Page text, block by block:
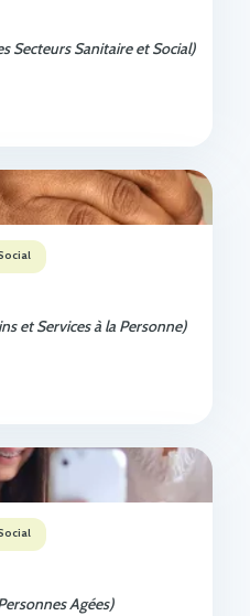
Secteurs Sanitaire et Social)
et Services à la Personne)
Agées)